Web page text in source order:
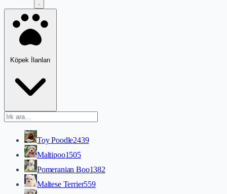
Köpek İlanları
Toy Poodle2439
Maltipoo1505
Pomeranian Boo1382
Maltese Terrier559